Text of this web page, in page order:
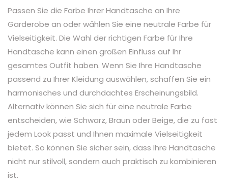
Passen Sie die Farbe Ihrer Handtasche an Ihre
Garderobe an oder wählen Sie eine neutrale Farbe für
Vielseitigkeit. Die Wahl der richtigen Farbe für Ihre
Handtasche kann einen großen Einfluss auf Ihr
gesamtes Outfit haben. Wenn Sie Ihre Handtasche
passend zu Ihrer Kleidung auswählen, schaffen Sie ein
harmonisches und durchdachtes Erscheinungsbild.
Alternativ können Sie sich für eine neutrale Farbe
entscheiden, wie Schwarz, Braun oder Beige, die zu fast
jedem Look passt und Ihnen maximale Vielseitigkeit
bietet. So können Sie sicher sein, dass Ihre Handtasche
nicht nur stilvoll, sondern auch praktisch zu kombinieren
ist.